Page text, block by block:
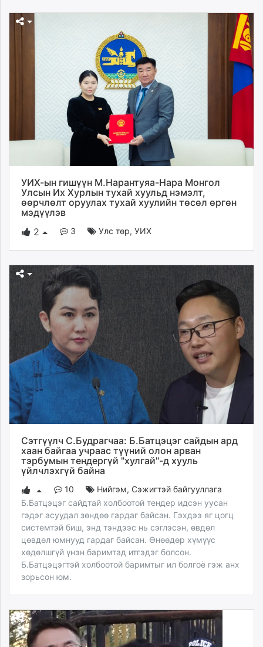
УИХ-ын гишүүн М.Нарантуяа-Нара Монгол
Улсын Их Хурлын тухай хуульд нэмэлт,
өөрчлөлт оруулах тухай хуулийн төсөл өргөн
мэдүүлэв
2
3 Улс төр,УИХ
Сэтгүүлч С.Будрагчаа: Б.Батцэцэг сайдын ард
хаан байгаа учраас түүний олон арван
тэрбумын тендергүй "хулгай"-д хууль
үйлчлэхгүй байна
10 Нийгэм, Сэжигтэй байгууллага
Б.Батцэцэг сайдтай холбоотой тендер идсэн уусан
гэдэг асуудал зөндөө гардаг байсан. Гэхдээ яг цогц
системтэй биш, энд тэндээс нь сэглэсэн, өвдөл
цөвдөл юмнууд гардаг байсан. Өнөөдөр хүмүүс
хөдөлшгүй үнэн баримтад итгэдэг болсон.
Б.Батцэцэгтэй холбоотой баримтыг ил болгоё гэж анх
зорьсон юм.